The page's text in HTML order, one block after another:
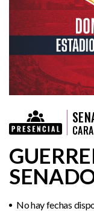
No hay fechas